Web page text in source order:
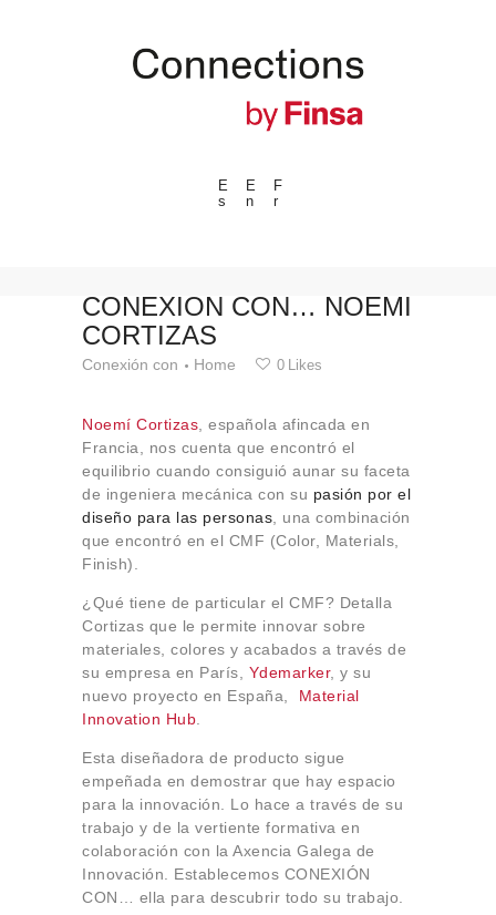
E
s
E
n
F
r
---ENLACES---
Eventos
Espacios
Materiales
Conexión con
Colaboraciones
Sobre Connections
by Finsa
Contacto
CONEXIÓN CON… NOEMÍ
CORTIZAS
Conexión con Home 0 Likes
Noemí Cortizas , española afincada en
Francia, nos cuenta que encontró el
equilibrio cuando consiguió aunar su faceta
de ingeniera mecánica con su pasión por el
diseño para las personas , una combinación
que encontró en el CMF (Color, Materials,
Finish).
¿Qué tiene de particular el CMF? Detalla
Cortizas que le permite innovar sobre
materiales, colores y acabados a través de
su empresa en París, Ydemarker, y su
nuevo proyecto en España, Material
Innovation Hub
Esta diseñadora de producto sigue
empeñada en demostrar que hay espacio
para la innovación. Lo hace a través de su
trabajo y de la vertiente formativa en
colaboración con la Axencia Galega de
Innovación. Establecemos CONEXIÓN
CON… ella para descubrir todo su trabajo.